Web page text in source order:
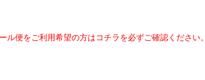
ル便をご利用希望の方はコチラを必ずご確認ください。